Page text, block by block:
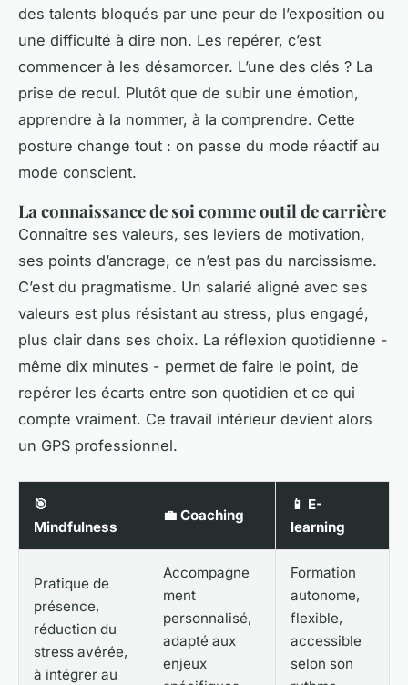
des talents bloqués par une peur de l’exposition ou
une difficulté à dire non. Les repérer, c’est
commencer à les désamorcer. L’une des clés ? La
prise de recul. Plutôt que de subir une émotion,
apprendre à la nommer, à la comprendre. Cette
posture change tout : on passe du mode réactif au
mode conscient.
La connaissance de soi comme outil de carrière
Connaître ses valeurs, ses leviers de motivation,
ses points d’ancrage, ce n’est pas du narcissisme.
C’est du pragmatisme. Un salarié aligné avec ses
valeurs est plus résistant au stress, plus engagé,
plus clair dans ses choix. La réflexion quotidienne -
même dix minutes - permet de faire le point, de
repérer les écarts entre son quotidien et ce qui
compte vraiment. Ce travail intérieur devient alors
un GPS professionnel.
🎯
Mindfulness
💼 Coaching
📱 E-
learning
Pratique de
présence,
réduction du
stress avérée,
à intégrer au
Accompagne
ment
personnalisé,
adapté aux
enjeux
Formation
autonome,
flexible,
accessible
selon son